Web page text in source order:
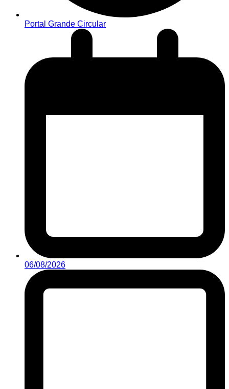
Portal Grande Circular
06/08/2026